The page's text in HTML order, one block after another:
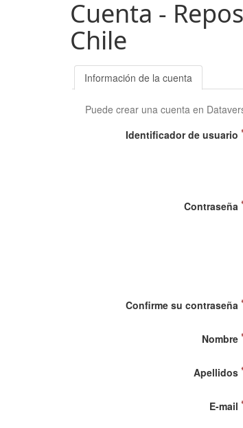
Cuenta -
Chile
Información de la cuenta
Puede crear una cuenta en
Identificador de usuario
Contraseña
Confirme su contraseña
Nombre
Apellidos
E-mail